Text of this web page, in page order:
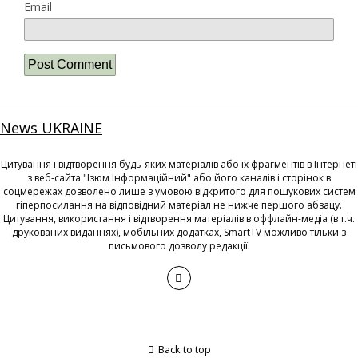
Email
News UKRAINE
Цитування і відтворення будь-яких матеріалів або їх фрагментів в Інтернеті
з веб-сайта "Ізюм Інформаційний" або його каналів і сторінок в
соцмережах дозволено лише з умовою відкритого для пошукових систем
гіперпосилання на відповідний матеріал не нижче першого абзацу.
Цитування, використання і відтворення матеріалів в оффлайн-медіа (в т.ч.
друкованих виданнях), мобільних додатках, SmartTV можливо тільки з
письмового дозволу редакції.
Back to top